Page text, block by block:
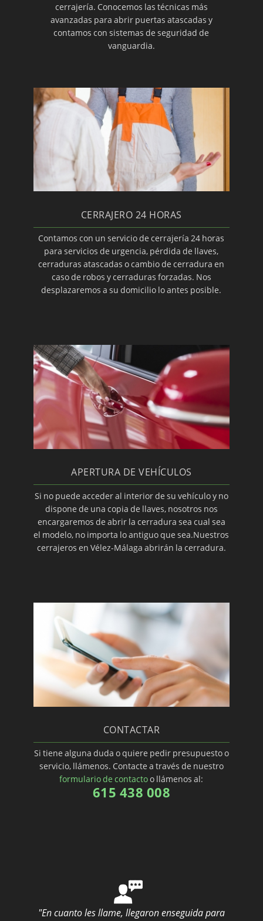
cerrajería. Conocemos las técnicas más
avanzadas para abrir puertas atascadas y
contamos con sistemas de seguridad de
vanguardia.
CERRAJERO 24 HORAS
Contamos con un servicio de cerrajería 24 horas
para servicios de urgencia, pérdida de llaves,
cerraduras atascadas o cambio de cerradura en
caso de robos y cerraduras forzadas. Nos
desplazaremos a su domicilio lo antes posible.
APERTURA DE VEHÍCULOS
Si no puede acceder al interior de su vehículo y no
dispone de una copia de llaves, nosotros nos
encargaremos de abrir la cerradura sea cual sea
el modelo, no importa lo antiguo que sea.Nuestros
cerrajeros en Vélez-Málaga abrirán la cerradura.
CONTACTAR
Si tiene alguna duda o quiere pedir presupuesto o
servicio, llámenos. Contacte a través de nuestro
formulario de contactoo llámenos al:
615 438 008
"En cuanto les llame, llegaron enseguida para